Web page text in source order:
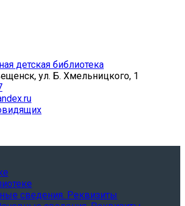
детская библиотека
ул. Б. Хмельницкого, 1
сведения. Реквизиты